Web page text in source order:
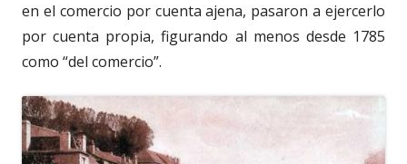
en el comercio por cuenta ajena, pasaron a ejercerlo
por cuenta propia, figurando al menos desde 1785
como “del comercio”.